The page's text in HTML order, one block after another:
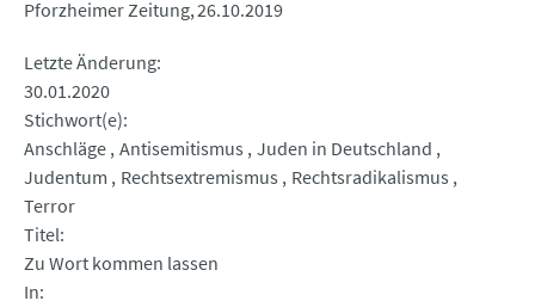
Pforzheimer Zeitung 26.10.2019
Letzte Änderung
30.01.2020
Stichwort(e)
Anschläge Antisemitismus Juden in Deutschland
Judentum
Rechtsextremismus
Rechtsradikalismus
Terror
Titel
Zu Wort kommen lassen
In